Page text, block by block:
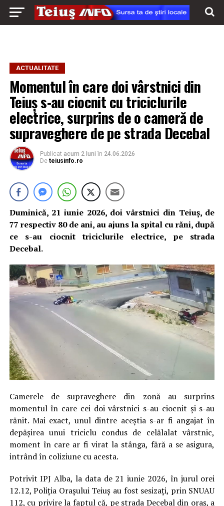
ACTUALITATE
Momentul în care doi vârstnici din
Teiuș s-au ciocnit cu triciclurile
electrice, surprins de o cameră de
supraveghere de pe strada Decebal
Publicat acum 2 luni în 24.06.2026
De teiusinfo.ro
Duminică, 21 iunie 2026, doi vârstnici din Teiuș, de
77 respectiv 80 de ani, au ajuns la spital cu răni, după
ce s-au ciocnit triciclurile electrice, pe strada
Decebal.
Camerele de supraveghere din zonă au surprins
momentul în care cei doi vârstnici s-au ciocnit și s-au
rănit. Mai exact, unul dintre aceștia s-ar fi angajat în
depășirea unui triciclu condus de celălalat vârstnic,
moment în care ar fi virat la stânga, fără a se asigura,
intrând în coliziune cu acesta.
Potrivit IPJ Alba, la data de 21 iunie 2026, în jurul orei
12.12, Poliția Orașului Teiuș au fost sesizați, prin SNUAU
112, cu privire la faptul că, pe strada Decebal din oraș, a